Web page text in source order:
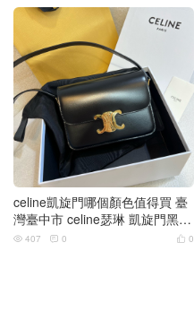
celine凱旋門哪個顏色值得買 臺
灣臺中市 celine瑟琳 凱旋門黑色
全皮
 0
 407  0